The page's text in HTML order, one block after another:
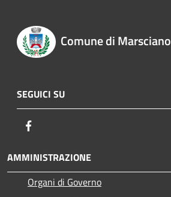
Comune di Marsciano
SEGUICI SU
AMMINISTRAZIONE
Organi di Governo